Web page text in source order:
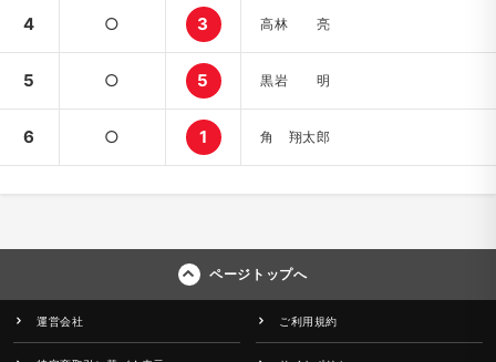
4 ○ 3 高林 亮
5 ○ 5 黒岩 明
6 ○ 1 角 翔太郎
ページトップへ
運営会社 ご利用規約